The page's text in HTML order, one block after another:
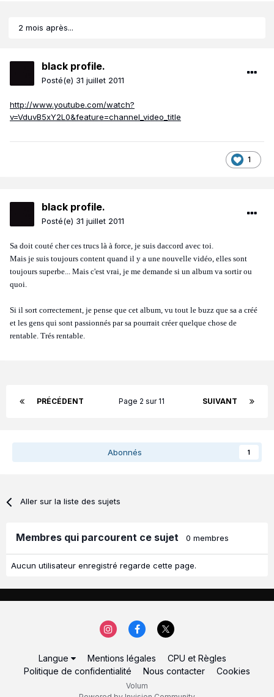
2 mois après...
black profile.
Posté(e) 31 juillet 2011
http://www.youtube.com/watch?
v=VduvB5xY2L0&feature=channel_video_title
1
black profile.
Posté(e) 31 juillet 2011
Sa doit couté cher ces trucs là à force, je suis daccord avec toi.
Mais je suis toujours content quand il y a une nouvelle vidéo, elles sont
toujours superbe... Mais c'est vrai, je me demande si un album va sortir ou
quoi.
Si il sort correctement, je pense que cet album, vu tout le buzz que sa a créé
et les gens qui sont passionnés par sa pourrait créer quelque chose de
rentable. Trés rentable.
PRÉCÉDENT SUIVANT
Page 2 sur 11
Abonnés 1
Aller sur la liste des sujets
Membres qui parcourent ce sujet 0 membres
Aucun utilisateur enregistré regarde cette page.
Langue Mentions légales
CPU et Règles
Politique de confidentialité
Nous contacter Cookies
Volum